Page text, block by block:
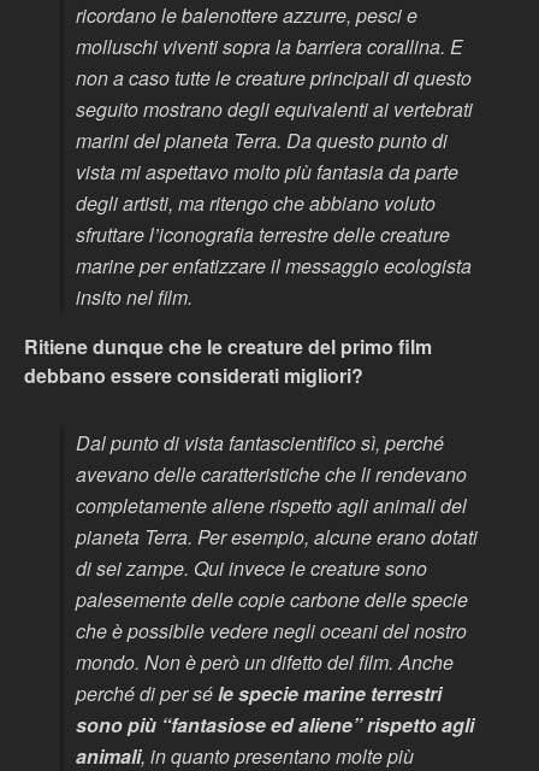
ricordano le balenottere azzurre, pesci e
molluschi viventi sopra la barriera corallina. E
non a caso tutte le creature principali di questo
seguito mostrano degli equivalenti ai vertebrati
marini del pianeta Terra. Da questo punto di
vista mi aspettavo molto più fantasia da parte
degli artisti, ma ritengo che abbiano voluto
sfruttare l’iconografia terrestre delle creature
marine per enfatizzare il messaggio ecologista
insito nel film.
Ritiene dunque che le creature del primo film
debbano essere considerati migliori?
Dal punto di vista fantascientifico sì, perché
avevano delle caratteristiche che li rendevano
completamente aliene rispetto agli animali del
pianeta Terra. Per esempio, alcune erano dotati
di sei zampe. Qui invece le creature sono
palesemente delle copie carbone delle specie
che è possibile vedere negli oceani del nostro
mondo. Non è però un difetto del film. Anche
perché di per séle specie marine terrestri
sono più “fantasiose ed aliene” rispetto agli
animali, in quanto presentano molte più